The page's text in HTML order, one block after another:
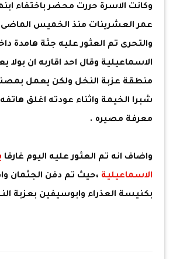
وكانت الاسرة حررت محضر باختفاء
عمر العشرينات منذ الخميس الماضى
والتحرى تم العثور عليه جثة هامدة
الاسماعيلية وقال احد اقاربه ان
منطقة عزبة النخل ولكن يعمل
شبرا الخيمة واثناء عودته اغلق
معرفة مصيره .
واضاف انه تم العثور عليه اليوم غارقا
الاسماعيلية ،حيث تم دفن الجثمان
بكنيسة العذراء وابوسيفين بعزبة